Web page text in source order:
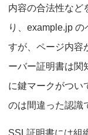
内容の合法性など
り、example.jp
すが、ページ内容
ーバー証明書は関
に鍵マークがつい
のは間違った認識